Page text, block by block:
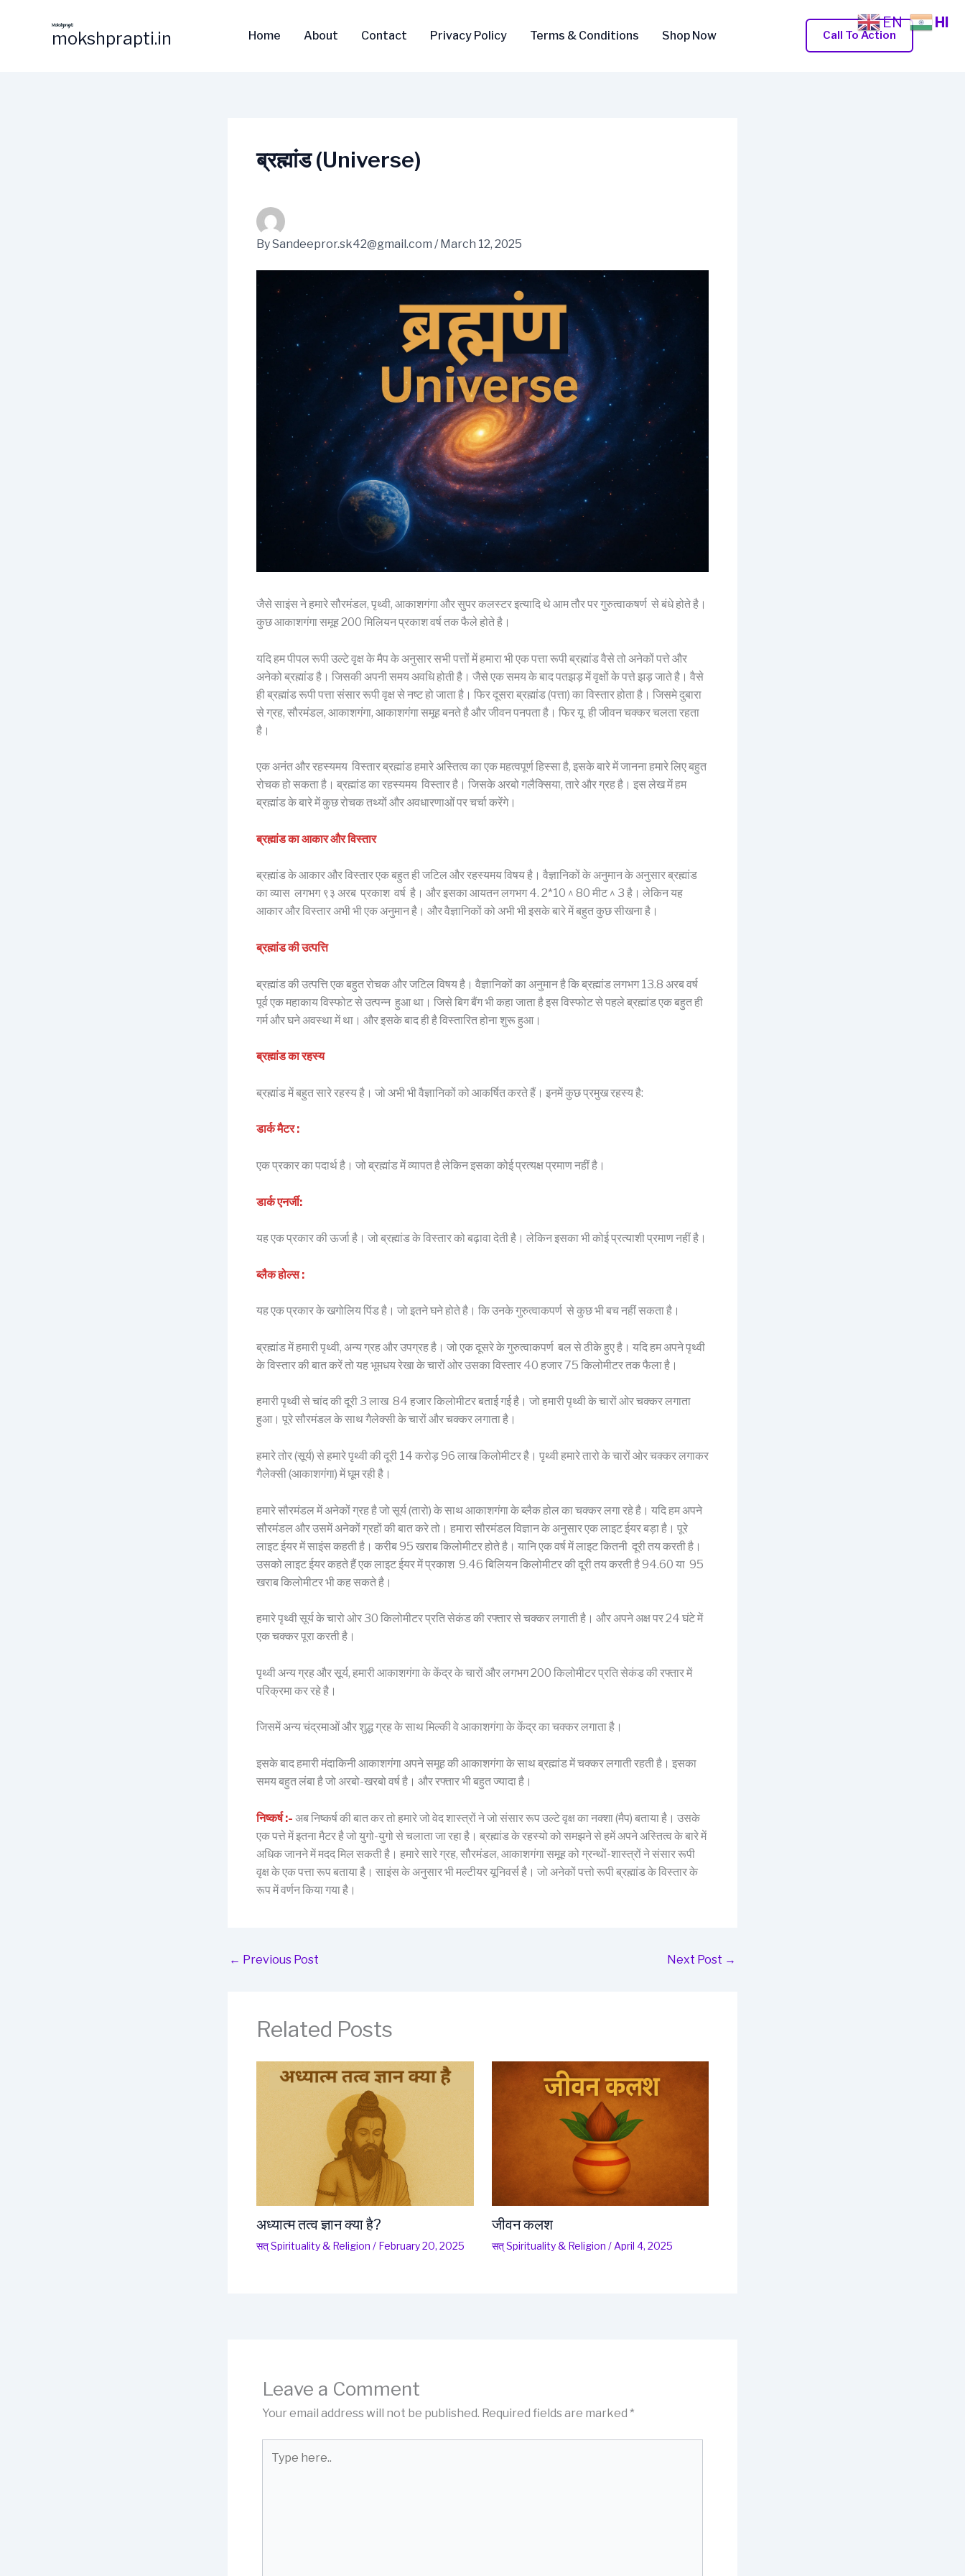
mokshprapti.in Home About Contact Privacy Policy Terms & Conditions Shop Now Call To Action
ब्रह्मांड (Universe)
BySandeepror.sk42@gmail.com /March 12, 2025
जैसे साइंस ने हमारे सौरमंडल, पृथ्वी, आकाशगंगा और सुपर कलस्टर इत्यादि थे आम तौर पर गुरुत्वाकषर्ण से बंधे होते है।
कुछ आकाशगंगा समूह 200 मिलियन प्रकाश वर्ष तक फैले होते है।
यदि हम पीपल रूपी उल्टे वृक्ष के मैप के अनुसार सभी पत्तों में हमारा भी एक पत्ता रूपी ब्रह्मांड वैसे तो अनेकों पत्ते और
अनेको ब्रह्मांड है। जिसकी अपनी समय अवधि होती है। जैसे एक समय के बाद पतझड़ में वृक्षों के पत्ते झड़ जाते है। वैसे
ही ब्रह्मांड रूपी पत्ता संसार रूपी वृक्ष से नष्ट हो जाता है। फिर दूसरा ब्रह्मांड (पत्ता) का विस्तार होता है। जिसमे दुबारा
से ग्रह, सौरमंडल, आकाशगंगा, आकाशगंगा समूह बनते है और जीवन पनपता है। फिर यू ही जीवन चक्कर चलता रहता
है।
एक अनंत और रहस्यमय विस्तार ब्रह्मांड हमारे अस्तित्व का एक महत्वपूर्ण हिस्सा है, इसके बारे में जानना हमारे लिए बहुत
रोचक हो सकता है। ब्रह्मांड का रहस्यमय विस्तार है। जिसके अरबो गलैक्सिया, तारे और ग्रह है। इस लेख में हम
ब्रह्मांड के बारे में कुछ रोचक तथ्यों और अवधारणाओं पर चर्चा करेंगे।
ब्रह्मांड का आकार और विस्तार
ब्रह्मांड के आकार और विस्तार एक बहुत ही जटिल और रहस्यमय विषय है। वैज्ञानिकों के अनुमान के अनुसार ब्रह्मांड
का व्यास लगभग ९३ अरब प्रकाश वर्ष है। और इसका आयतन लगभग 4. 2*10 ^ 80 मीट ^ 3 है। लेकिन यह
आकार और विस्तार अभी भी एक अनुमान है। और वैज्ञानिकों को अभी भी इसके बारे में बहुत कुछ सीखना है।
ब्रह्मांड की उत्पत्ति
ब्रह्मांड की उत्पत्ति एक बहुत रोचक और जटिल विषय है। वैज्ञानिकों का अनुमान है कि ब्रह्मांड लगभग 13.8 अरब वर्ष
पूर्व एक महाकाय विस्फोट से उत्पन्न हुआ था। जिसे बिग बैंग भी कहा जाता है इस विस्फोट से पहले ब्रह्मांड एक बहुत ही
गर्म और घने अवस्था में था। और इसके बाद ही है विस्तारित होना शुरू हुआ।
ब्रह्मांड का रहस्य
ब्रह्मांड में बहुत सारे रहस्य है। जो अभी भी वैज्ञानिकों को आकर्षित करते हैं। इनमें कुछ प्रमुख रहस्य है:
डार्क मैटर :
एक प्रकार का पदार्थ है। जो ब्रह्मांड में व्यापत है लेकिन इसका कोई प्रत्यक्ष प्रमाण नहीं है।
डार्क एनर्जी:
यह एक प्रकार की ऊर्जा है। जो ब्रह्मांड के विस्तार को बढ़ावा देती है। लेकिन इसका भी कोई प्रत्याशी प्रमाण नहीं है।
ब्लैक होल्स :
यह एक प्रकार के खगोलिय पिंड है। जो इतने घने होते है। कि उनके गुरुत्वाकपर्ण से कुछ भी बच नहीं सकता है।
ब्रह्मांड में हमारी पृथ्वी, अन्य ग्रह और उपग्रह है। जो एक दूसरे के गुरुत्वाकपर्ण बल से ठीके हुए है। यदि हम अपने पृथ्वी
के विस्तार की बात करें तो यह भूमधय रेखा के चारों ओर उसका विस्तार 40 हजार 75 किलोमीटर तक फैला है।
हमारी पृथ्वी से चांद की दूरी 3 लाख 84 हजार किलोमीटर बताई गई है। जो हमारी पृथ्वी के चारों ओर चक्कर लगाता
हुआ। पूरे सौरमंडल के साथ गैलेक्सी के चारों और चक्कर लगाता है।
हमारे तोर (सूर्य) से हमारे पृथ्वी की दूरी 14 करोड़ 96 लाख किलोमीटर है। पृथ्वी हमारे तारो के चारों ओर चक्कर लगाकर
गैलेक्सी (आकाशगंगा) में घूम रही है।
हमारे सौरमंडल में अनेकों ग्रह है जो सूर्य (तारो) के साथ आकाशगंगा के ब्लैक होल का चक्कर लगा रहे है। यदि हम अपने
सौरमंडल और उसमें अनेकों ग्रहों की बात करे तो। हमारा सौरमंडल विज्ञान के अनुसार एक लाइट ईयर बड़ा है। पूरे
लाइट ईयर में साइंस कहती है। करीब 95 खराब किलोमीटर होते है। यानि एक वर्ष में लाइट कितनी दूरी तय करती है।
उसको लाइट ईयर कहते हैं एक लाइट ईयर में प्रकाश 9.46 बिलियन किलोमीटर की दूरी तय करती है 94.60 या 95
खराब किलोमीटर भी कह सकते है।
हमारे पृथ्वी सूर्य के चारो ओर 30 किलोमीटर प्रति सेकंड की रफ्तार से चक्कर लगाती है। और अपने अक्ष पर 24 घंटे में
एक चक्कर पूरा करती है।
पृथ्वी अन्य ग्रह और सूर्य, हमारी आकाशगंगा के केंद्र के चारों और लगभग 200 किलोमीटर प्रति सेकंड की रफ्तार में
परिक्रमा कर रहे है।
जिसमें अन्य चंद्रमाओं और शुद्ध ग्रह के साथ मिल्की वे आकाशगंगा के केंद्र का चक्कर लगाता है।
इसके बाद हमारी मंदाकिनी आकाशगंगा अपने समूह की आकाशगंगा के साथ ब्रह्मांड में चक्कर लगाती रहती है। इसका
समय बहुत लंबा है जो अरबो-खरबो वर्ष है। और रफ्तार भी बहुत ज्यादा है।
निष्कर्ष :- अब निष्कर्ष की बात कर तो हमारे जो वेद शास्त्रों ने जो संसार रूप उल्टे वृक्ष का नक्शा (मैप) बताया है। उसके
एक पत्ते में इतना मैटर है जो युगो-युगो से चलाता जा रहा है। ब्रह्मांड के रहस्यो को समझने से हमें अपने अस्तित्व के बारे में
अधिक जानने में मदद मिल सकती है। हमारे सारे ग्रह, सौरमंडल, आकाशगंगा समूह को ग्रन्थों-शास्त्रों ने संसार रूपी
वृक्ष के एक पत्ता रूप बताया है। साइंस के अनुसार भी मल्टीयर यूनिवर्स है। जो अनेकों पत्तो रूपी ब्रह्मांड के विस्तार के
रूप में वर्णन किया गया है।
← Previous Post Next Post →
Related Posts
अध्यात्म तत्व ज्ञान क्या है?
सत् Spirituality & Religion / February 20, 2025
जीवन कलश
सत् Spirituality & Religion / April 4, 2025
Leave a Comment
Your email address will not be published. Required fields are marked *
here..
EN HI